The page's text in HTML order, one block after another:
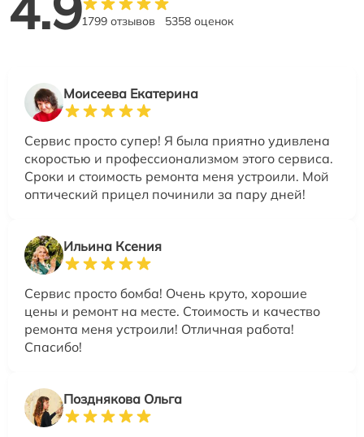
1799 отзывов 5358 оценок
Моисеева Екатерина
Сервис просто супер! Я была приятно удивлена
скоростью и профессионализмом этого сервиса.
Сроки и стоимость ремонта меня устроили. Мой
оптический прицел починили за пару дней!
Ильина Ксения
Сервис просто бомба! Очень круто, хорошие
цены и ремонт на месте. Стоимость и качество
ремонта меня устроили! Отличная работа!
Спасибо!
Позднякова Ольга